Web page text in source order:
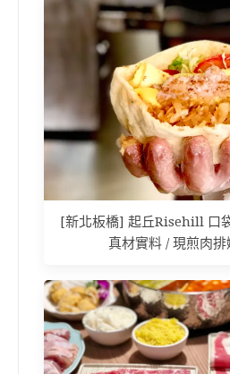
[新北板橋] 起丘Risehill 口
真材實料 / 現煎肉